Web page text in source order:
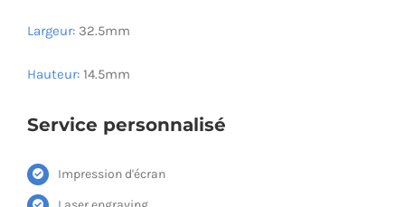
Largeur: 32.5mm
Hauteur: 14.5mm
Service personnalisé
Impression d'écran